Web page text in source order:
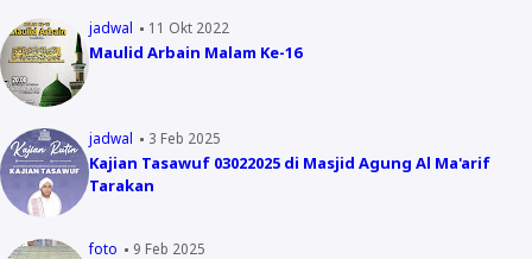
jadwal 11 Okt 2022
Maulid Arbain Malam Ke-16
jadwal 3 Feb 2025
Kajian Tasawuf 03022025 di Masjid Agung Al Ma'arif
Tarakan
foto 9 Feb 2025